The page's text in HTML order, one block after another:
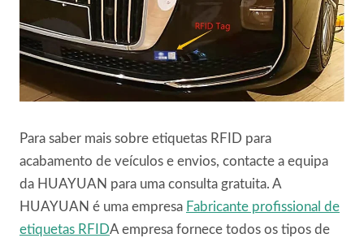
Para saber mais sobre etiquetas RFID para
acabamento de veículos e envios, contacte a equipa
da HUAYUAN para uma consulta gratuita. A
HUAYUAN é uma empresa Fabricante profissional de
etiquetas RFIDA empresa fornece todos os tipos de